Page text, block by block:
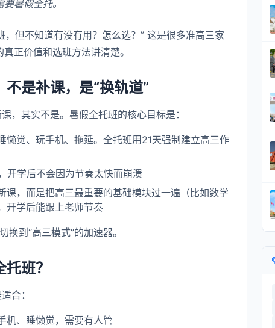
暑假全托。
但不知道有没有用？怎么选？” 这是很多准高三家
正价值和选班方法讲清楚。
是补课，是“换轨道”
，其实不是。暑假全托班的核心目标是：
懒觉、玩手机、拖延。全托班用21天强制建立高三作
开学后不会因为节奏太快而崩溃
课，而是把高三最重要的基础模块过一遍（比如数学
开学后能跟上老师节奏
换到“高三模式”的加速器。
班？
合：
机、睡懒觉，需要有人管